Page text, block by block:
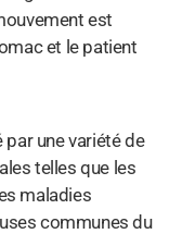
est
et le patient
une variété de
telles que les
maladies
communes du